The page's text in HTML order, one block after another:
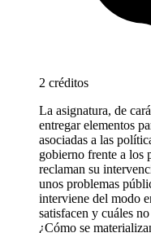
2 créditos
La asignatura, de
entregar elementos
asociadas a las
gobierno frente a los
reclaman su
unos problemas
interviene del modo
satisfacen y cuáles
¿Cómo se